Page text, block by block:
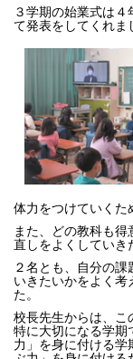
３学期の始業式は
て発表をしてくれま
体力をつけていくた
また、どの教科も
直しをよくしてい
２名とも、自分の
いきたいかをよく
た。
校長先生からは、
特に大切になる学期
力」を身に付ける